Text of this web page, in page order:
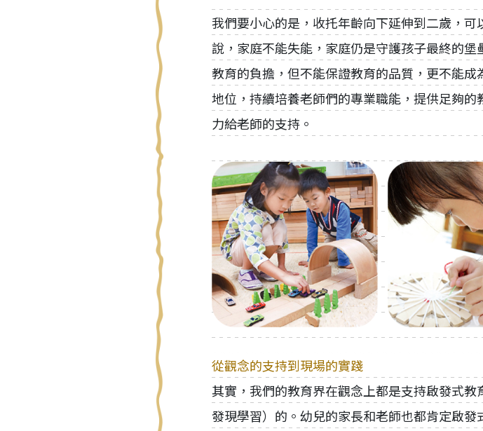
我們要小心的是，收托年齡向下延伸到二歲，
說，家庭不能失能，家庭仍是守護孩子最終的
教育的負擔，但不能保證教育的品質，更不能
地位，持續培養老師們的專業職能，提供足夠
力給老師的支持。
從觀念的支持到現場的實踐
其實，我們的教育界在觀念上都是支持啟發式
發現學習）的。幼兒的家長和老師也都肯定啟